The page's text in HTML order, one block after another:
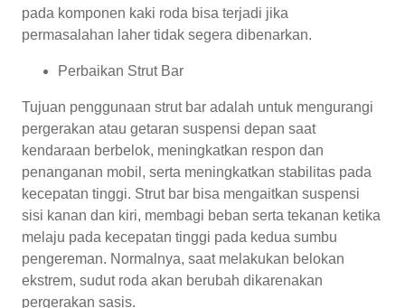
pada komponen kaki roda bisa terjadi jika
permasalahan laher tidak segera dibenarkan.
Perbaikan Strut Bar
Tujuan penggunaan strut bar adalah untuk mengurangi
pergerakan atau getaran suspensi depan saat
kendaraan berbelok, meningkatkan respon dan
penanganan mobil, serta meningkatkan stabilitas pada
kecepatan tinggi. Strut bar bisa mengaitkan suspensi
sisi kanan dan kiri, membagi beban serta tekanan ketika
melaju pada kecepatan tinggi pada kedua sumbu
pengereman. Normalnya, saat melakukan belokan
ekstrem, sudut roda akan berubah dikarenakan
pergerakan sasis.